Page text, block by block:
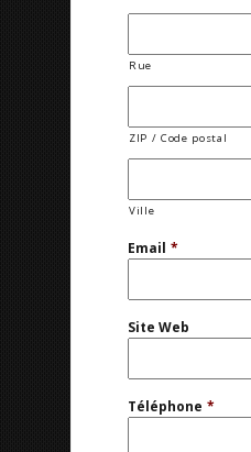
Rue
ZIP / Code postal
Ville
Email *
Site Web
Téléphone *